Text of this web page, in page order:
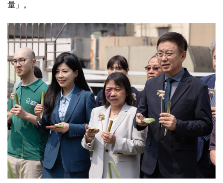
量」。